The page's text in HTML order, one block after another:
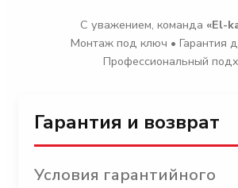
С уважением, команда «El-
Монтаж под ключ • Гарантия
Профессиональный
Гарантия и возврат
Условия гарантийного